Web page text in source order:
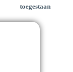
toegestaan